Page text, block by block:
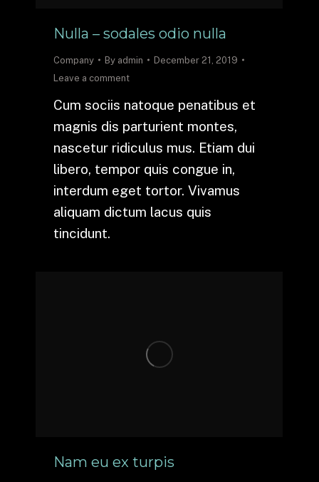
Nulla – sodales odio nulla
Company By admin
December 21, 2019
Leave a comment
Cum sociis natoque penatibus et
magnis dis parturient montes,
nascetur ridiculus mus. Etiam dui
libero, tempor quis congue in,
interdum eget tortor. Vivamus
aliquam dictum lacus quis
tincidunt.
Nam eu ex turpis